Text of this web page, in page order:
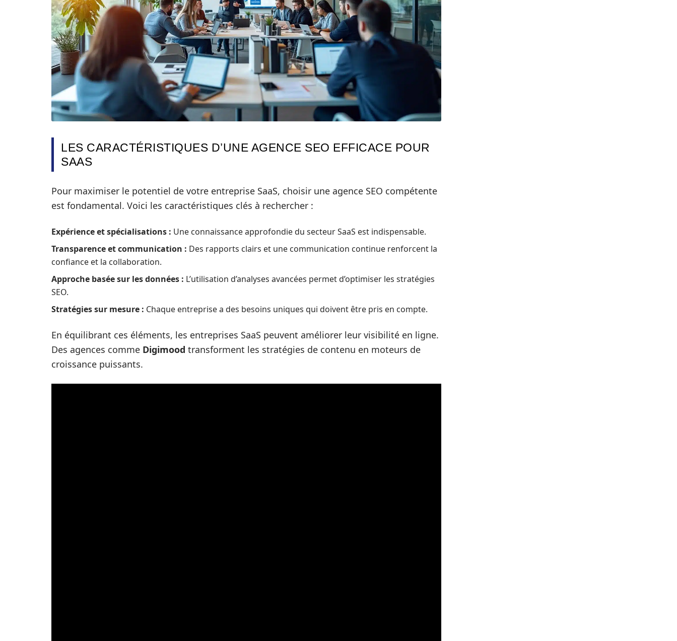
LES CARACTÉRISTIQUES D’UNE AGENCE SEO EFFICACE POUR
SAAS
Pour maximiser le potentiel de votre entreprise SaaS, choisir une agence SEO compétente
est fondamental. Voici les caractéristiques clés à rechercher :
Expérience et spécialisations : Une connaissance approfondie du secteur SaaS est indispensable.
Transparence et communication : Des rapports clairs et une communication continue renforcent la
confiance et la collaboration.
Approche basée sur les données : L’utilisation d’analyses avancées permet d’optimiser les stratégies
SEO.
Stratégies sur mesure : Chaque entreprise a des besoins uniques qui doivent être pris en compte.
En équilibrant ces éléments, les entreprises SaaS peuvent améliorer leur visibilité en ligne.
Des agences comme Digimood transforment les stratégies de contenu en moteurs de
croissance puissants.